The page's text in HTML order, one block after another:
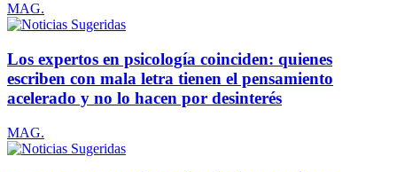
MAG.
Los expertos en psicología coinciden: quienes
escriben con mala letra tienen el pensamiento
acelerado y no lo hacen por desinterés
MAG.